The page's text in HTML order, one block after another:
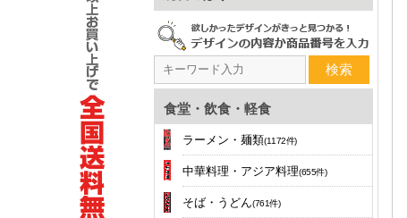
検索
食堂・飲食・軽食
ラーメン・麺類(1172件)
中華料理・アジア料理(655件)
そば・うどん(761件)